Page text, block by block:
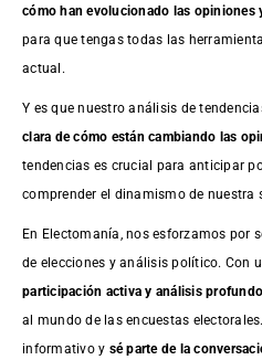
cómo han evolucionado las opiniones
para que tengas todas las
actual.
Y es que nuestro análisis de
clara de cómo están cambiando las
tendencias es crucial para anticipar
comprender el dinamismo de nuestra
En Electomanía, nos esforzamos por
de elecciones y análisis político. Con
participación activa y análisis profundo
al mundo de las encuestas
informativo y sé parte de la